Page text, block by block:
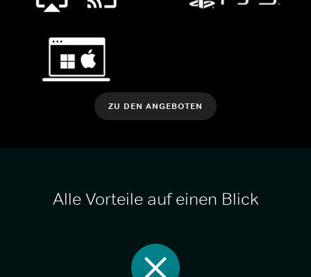
ZU DEN ANGEBOTEN
Alle Vorteile auf einen Blick